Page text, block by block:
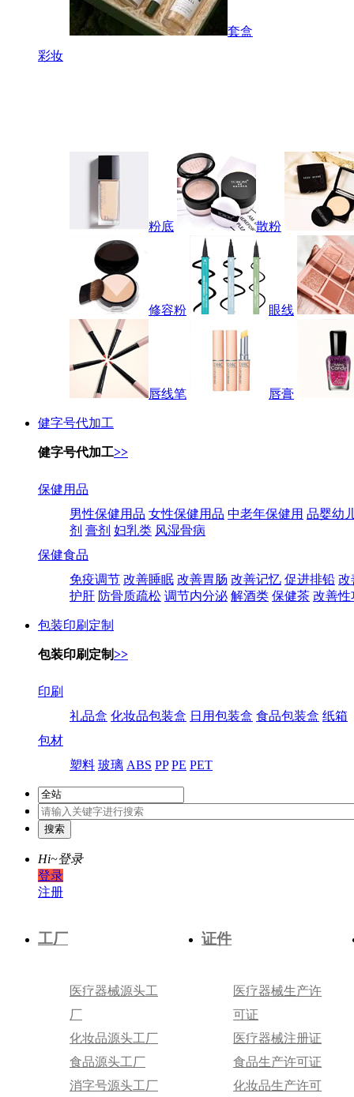
套盒
彩妆
粉底 散粉
修容粉 眼线
唇线笔 唇膏
健字号代加工
健字号代加工>>
保健用品
男性保健用品 女性保健用品 中老年保健用 品婴幼
剂 膏剂 妇乳类 风湿骨病
保健食品
免疫调节 改善睡眠 改善胃肠 改善记忆 促进排铅 改
护肝 防骨质疏松 调节内分泌 解酒类 保健茶 改善性
包装印刷定制
包装印刷定制>>
印刷
礼品盒 化妆品包装盒 日用包装盒 食品包装盒 纸箱
包材
塑料 玻璃 ABS PP PE PET
Hi~登录
登录
注册
工厂
医疗器械源头工
厂
化妆品源头工厂
食品源头工厂
消字号源头工厂
证件
医疗器械生产许
可证
医疗器械注册证
食品生产许可证
化妆品生产许可